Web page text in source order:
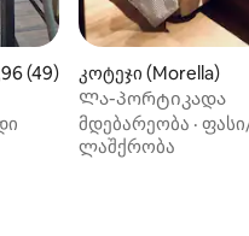
შეფასებაა 5‑დან
(49)
კოტეჯი (Morella)
Ლა-პორტიკადა
მდებარეობა ·
ლაშქრობა